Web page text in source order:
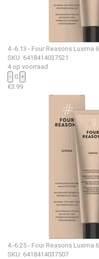
4.-6.13 - Four Reasons Luxima
SKU: 6418414037521
4 op voorraad
− 0 +
€3.99
4.-6.25 - Four Reasons Luxima
SKU: 6418414037507